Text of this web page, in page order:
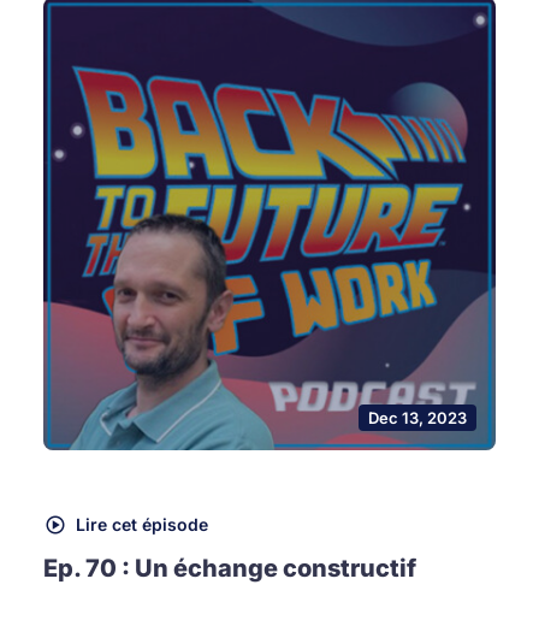
Dec 13, 2023
Lire cet épisode
Ep. 70 : Un échange constructif